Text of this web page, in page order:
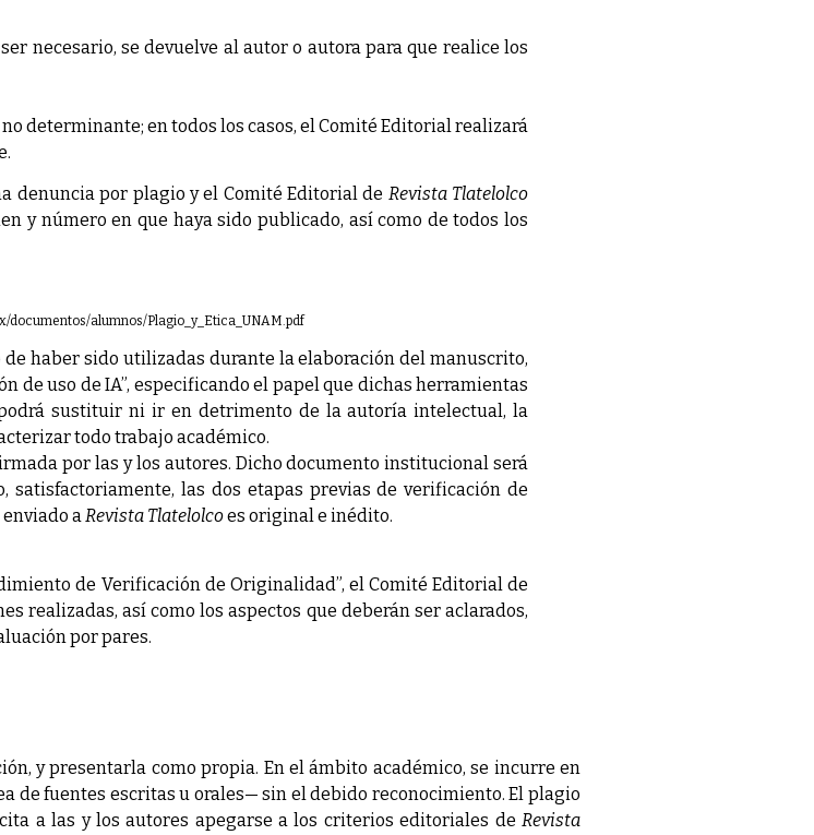
necesario, se devuelve al autor o autora para que realice los
determinante; en todos los casos, el Comité Editorial realizará
denuncia por plagio y el Comité Editorial de Revista Tlatelolco
y número en que haya sido publicado, así como de todos los
documentos/alumnos/Plagio_y_Etica_UNAM.pdf
haber sido utilizadas durante la elaboración del manuscrito,
de uso de IA”, especificando el papel que dichas herramientas
sustituir ni ir en detrimento de la autoría intelectual, la
todo trabajo académico.
por las y los autores. Dicho documento institucional será
las dos etapas previas de verificación de
aRevista Tlatelolcoes original e inédito.
de Verificación de Originalidad”, el Comité Editorial de
realizadas, así como los aspectos que deberán ser aclarados,
por pares.
y presentarla como propia. En el ámbito académico, se incurre en
de fuentes escritas u orales— sin el debido reconocimiento. El plagio
a las y los autores apegarse a los criterios editoriales de Revista